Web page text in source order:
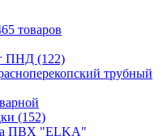
товаров
ПНД (122)
трубный
(152)
ПВХ "ELKA"